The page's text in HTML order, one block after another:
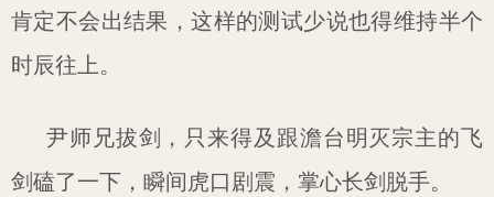
肯定不会出结果，这样的测试少说也得维持半个
时辰往上。
尹师兄拔剑，只来得及跟澹台明灭宗主的飞
剑磕了一下，瞬间虎口剧震，掌心长剑脱手。